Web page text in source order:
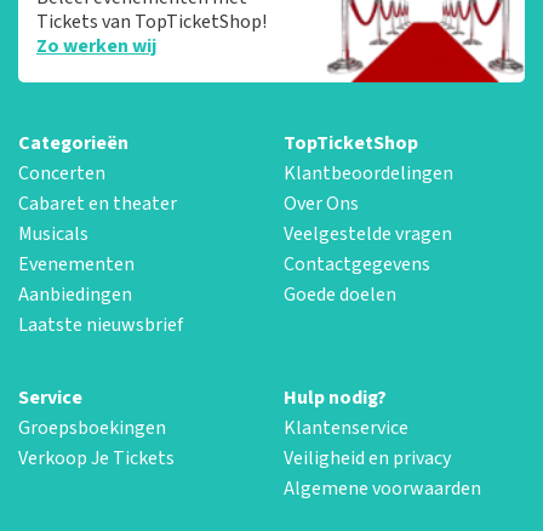
Tickets van TopTicketShop!
Zo werken wij
Categorieën
Concerten
Cabaret en theater
Musicals
Evenementen
Aanbiedingen
Laatste nieuwsbrief
TopTicketShop
Klantbeoordelingen
Over Ons
Veelgestelde vragen
Contactgegevens
Goede doelen
Service
Groepsboekingen
Verkoop Je Tickets
Hulp nodig?
Klantenservice
Veiligheid en privacy
Algemene voorwaarden